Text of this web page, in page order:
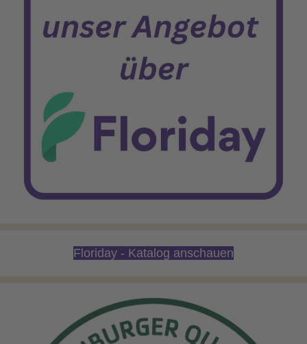
Floriday - Katalog anschauen